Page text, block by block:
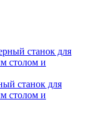
станок для
столом и